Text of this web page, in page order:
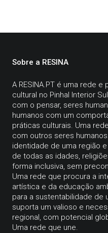
Sobre a RESINA
A RESINA.PT é uma rede e
cultural no Pinhal Interior
com o pensar, seres
humanos com um
práticas culturais. Uma
com outros seres
identidade de uma região
de todas as idades,
forma inclusiva, sem
Uma rede que procura a
artística e da educação
para a sustentabilidade de
suporta um valioso e
regional, com potencial
Uma rede que une.